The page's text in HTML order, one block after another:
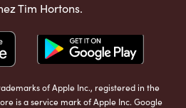
Tim Hortons.
of Apple Inc., registered in the
is a service mark of Apple Inc. Google